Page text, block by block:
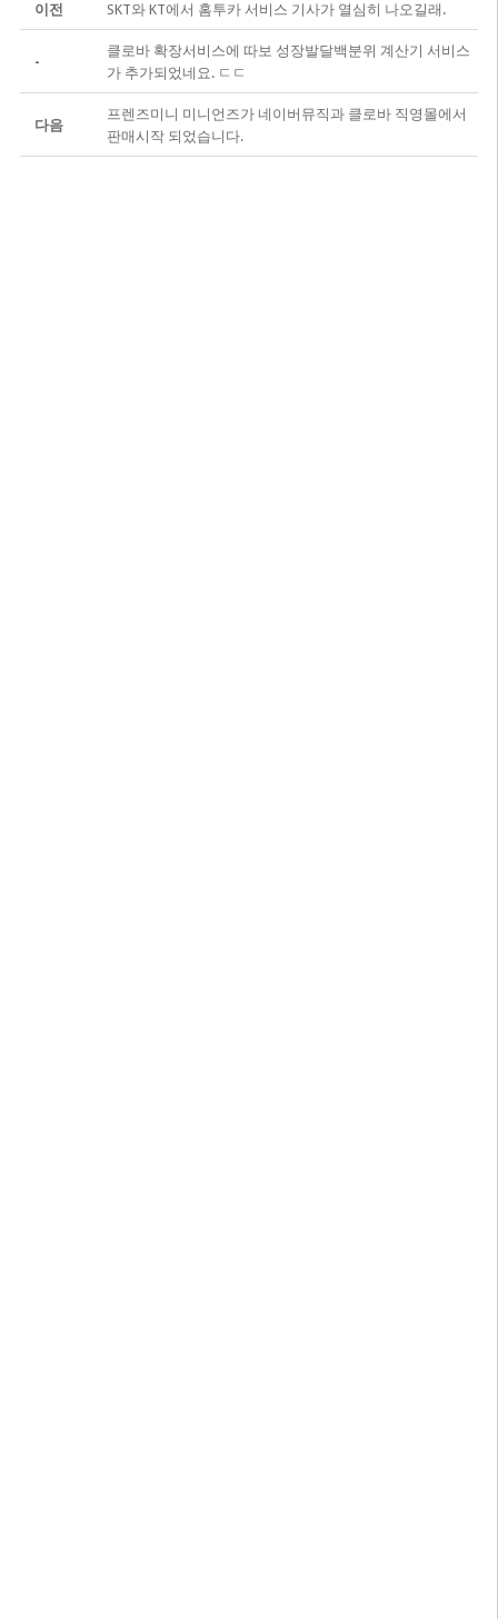
이전 SKT와 KT에서 홈투카 서비스 기사가 열심히 나오길래.
-
클로바 확장서비스에 따보 성장발달백분위 계산기 서비스
가 추가되었네요. ㄷㄷ
다음
프렌즈미니 미니언즈가 네이버뮤직과 클로바 직영몰에서
판매시작 되었습니다.